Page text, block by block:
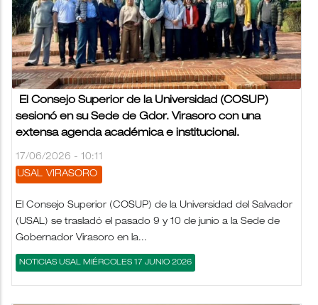
El Consejo Superior de la Universidad (COSUP)
sesionó en su Sede de Gdor. Virasoro con una
extensa agenda académica e institucional.
17/06/2026 - 10:11
USAL VIRASORO
El Consejo Superior (COSUP) de la Universidad del Salvador
(USAL) se trasladó el pasado 9 y 10 de junio a la Sede de
Gobernador Virasoro en la...
NOTICIAS USAL MIÉRCOLES 17 JUNIO 2026